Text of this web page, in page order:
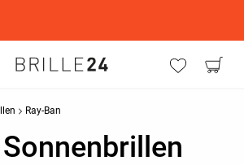
Ray-Ban